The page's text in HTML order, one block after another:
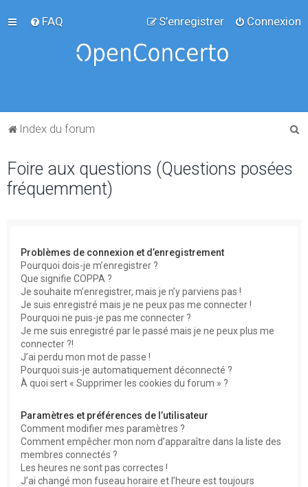
FAQ Connexion
S’enregistrer
Index du forum
Foire aux questions (Questions posées
fréquemment)
Problèmes de connexion et d’enregistrement
Pourquoi dois-je m’enregistrer ?
Que signifie COPPA ?
Je souhaite m’enregistrer, mais je n’y parviens pas !
Je suis enregistré mais je ne peux pas me connecter !
Pourquoi ne puis-je pas me connecter ?
Je me suis enregistré par le passé mais je ne peux plus me
connecter ?!
J’ai perdu mon mot de passe !
Pourquoi suis-je automatiquement déconnecté ?
À quoi sert « Supprimer les cookies du forum » ?
Paramètres et préférences de l’utilisateur
Comment modifier mes paramètres ?
Comment empêcher mon nom d’apparaître dans la liste des
membres connectés ?
Les heures ne sont pas correctes !
J’ai changé mon fuseau horaire et l’heure est toujours